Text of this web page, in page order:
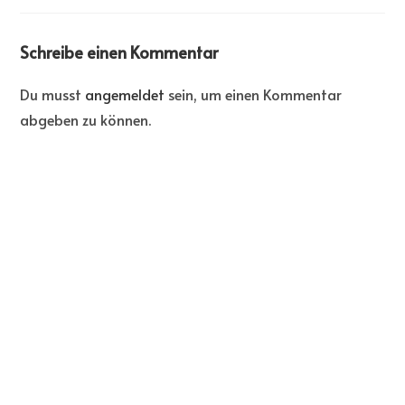
Schreibe einen Kommentar
Du musst angemeldet sein, um einen Kommentar
abgeben zu können.